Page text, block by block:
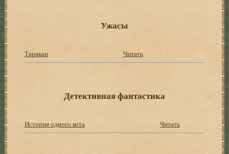
Ужасы
Таракан Читать
Детективная фантастика
История одного кота Читать